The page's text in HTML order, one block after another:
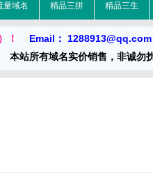
量域名 精品三拼 精品三生
！
Email：
本站所有域名实价销售，非诚勿